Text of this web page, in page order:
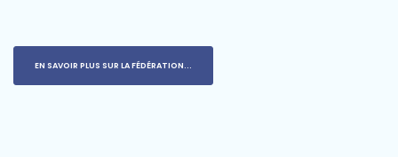
EN SAVOIR PLUS SUR LA FÉDÉRATION...